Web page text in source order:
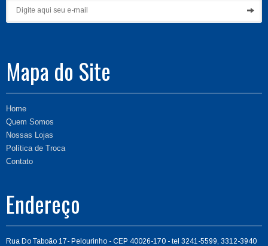
Mapa do Site
Home
Quem Somos
Nossas Lojas
Política de Troca
Contato
Endereço
Rua Do Taboão 17- Pelourinho - CEP 40026-170 - tel 3241-5599, 3312-3940